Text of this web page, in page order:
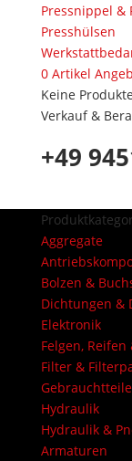
Pressnippel &
Presshülsen
0Artikel
Keine
Verkauf &
+49
Aggregate
Bolzen &
Dichtungen &
Elektronik
Felgen, Reifen
Filter &
Gebrauchtteile
Hydraulik
Hydraulik &
Armaturen